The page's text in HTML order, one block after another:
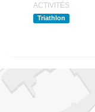
ACTIVITÉS
Triathlon